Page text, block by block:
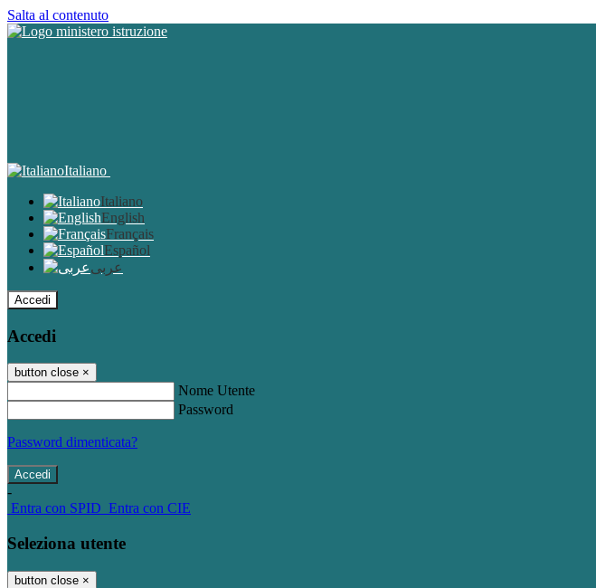
Salta al contenuto
Italiano
Italiano
English
Français
Español
عربى
Accedi
Accedi
button close ×
Nome Utente
Password
Password dimenticata?
-
Entra con SPID Entra con CIE
Seleziona utente
button close ×